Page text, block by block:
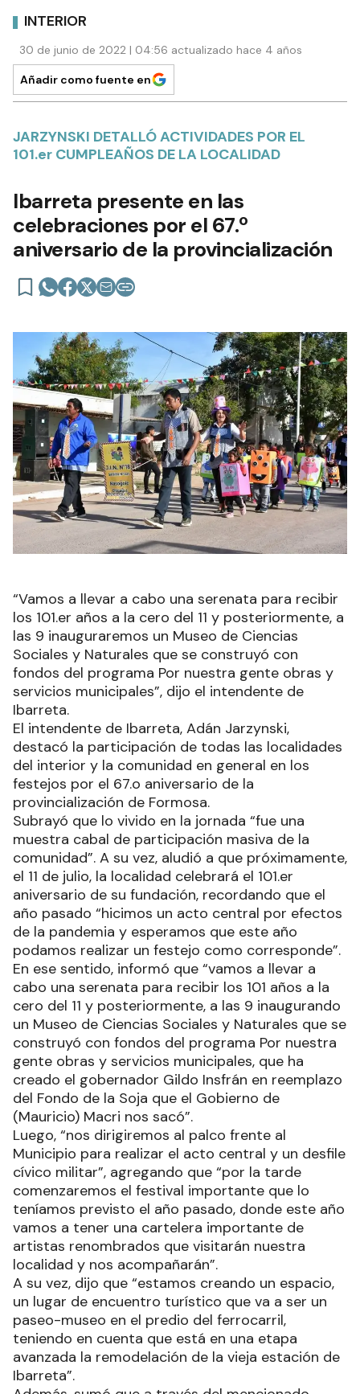
INTERIOR
30 de junio de 2022 | 04:56 actualizado hace 4 años
Añadir como fuente en
JARZYNSKI DETALLÓ ACTIVIDADES POR EL
101.er CUMPLEAÑOS DE LA LOCALIDAD
Ibarreta presente en las
celebraciones por el 67.º
aniversario de la provincialización
“Vamos a llevar a cabo una serenata para recibir
los 101.er años a la cero del 11 y posteriormente, a
las 9 inauguraremos un Museo de Ciencias
Sociales y Naturales que se construyó con
fondos del programa Por nuestra gente obras y
servicios municipales”, dijo el intendente de
Ibarreta.
El intendente de Ibarreta, Adán Jarzynski,
destacó la participación de todas las localidades
del interior y la comunidad en general en los
festejos por el 67.o aniversario de la
provincialización de Formosa.
Subrayó que lo vivido en la jornada “fue una
muestra cabal de participación masiva de la
comunidad”. A su vez, aludió a que próximamente,
el 11 de julio, la localidad celebrará el 101.er
aniversario de su fundación, recordando que el
año pasado “hicimos un acto central por efectos
de la pandemia y esperamos que este año
podamos realizar un festejo como corresponde”.
En ese sentido, informó que “vamos a llevar a
cabo una serenata para recibir los 101 años a la
cero del 11 y posteriormente, a las 9 inaugurando
un Museo de Ciencias Sociales y Naturales que se
construyó con fondos del programa Por nuestra
gente obras y servicios municipales, que ha
creado el gobernador Gildo Insfrán en reemplazo
del Fondo de la Soja que el Gobierno de
(Mauricio) Macri nos sacó”.
Luego, “nos dirigiremos al palco frente al
Municipio para realizar el acto central y un desfile
cívico militar”, agregando que “por la tarde
comenzaremos el festival importante que lo
teníamos previsto el año pasado, donde este año
vamos a tener una cartelera importante de
artistas renombrados que visitarán nuestra
localidad y nos acompañarán”.
A su vez, dijo que “estamos creando un espacio,
un lugar de encuentro turístico que va a ser un
paseo-museo en el predio del ferrocarril,
teniendo en cuenta que está en una etapa
avanzada la remodelación de la vieja estación de
Ibarreta”.